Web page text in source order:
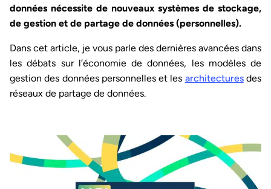
données nécessite de nouveaux systèmes de stockage,
de gestion et de partage de données (personnelles).
Dans cet article, je vous parle des dernières avancées dans
les débats sur l’économie de données, les modèles de
gestion des données personnelles et les architecturesdes
réseaux de partage de données.